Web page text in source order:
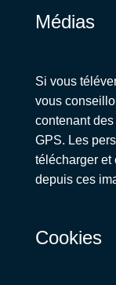
Médias
Si vous
vous
contenant
GPS. Les
télécharger et
depuis ces
Cookies